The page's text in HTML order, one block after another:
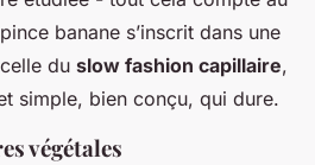
banane s’inscrit dans une
du slow fashion capillaire,
simple, bien conçu, qui dure.
végétales